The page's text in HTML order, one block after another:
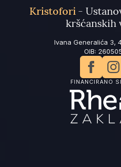
Kristofori -
kršćanskih
Ivana Generalića 3,
OIB:
FINANCIRANO